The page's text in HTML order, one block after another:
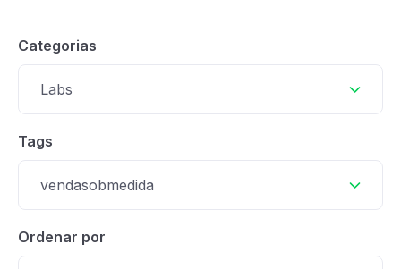
Categorias
Labs
Tags
vendasobmedida
Ordenar por